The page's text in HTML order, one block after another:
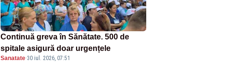
Continuă greva în Sănătate. 500 de
spitale asigură doar urgențele
Sanatate·30 iul. 2026, 07:51